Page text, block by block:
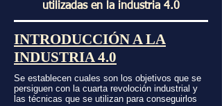
utilizadas en la industria 4.0
INTRODUCCIÓN A LA
INDUSTRIA 4.0
Se establecen cuales son los objetivos que se
persiguen con la cuarta revoloción industrial y
las técnicas que se utilizan para conseguirlos